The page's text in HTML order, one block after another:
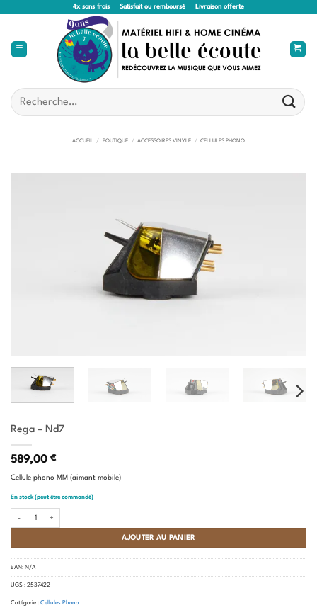
4x sans frais Satisfait ou remboursé Livraison offerte
Recherche
pour :
ACCUEIL / BOUTIQUE / ACCESSOIRES VINYLE / CELLULES PHONO
Rega – Nd7
589,00 €
Cellule phono MM (aimant mobile)
En stock (peut être commandé)
AJOUTER AU PANIER
EAN: N/A
UGS : 2537422
Catégorie : Cellules Phono